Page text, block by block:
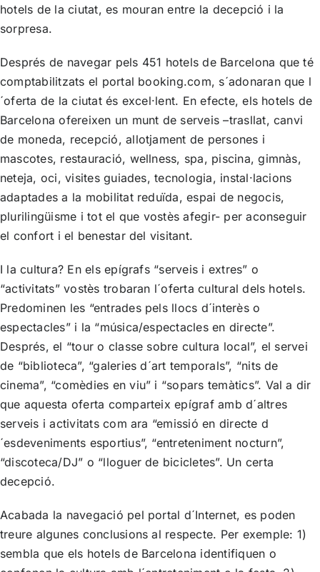
hotels de la ciutat, es mouran entre la decepció i la
sorpresa.
Després de navegar pels 451 hotels de Barcelona que té
comptabilitzats el portal booking.com, s´adonaran que l
´oferta de la ciutat és excel·lent. En efecte, els hotels de
Barcelona ofereixen un munt de serveis –trasllat, canvi
de moneda, recepció, allotjament de persones i
mascotes, restauració, wellness, spa, piscina, gimnàs,
neteja, oci, visites guiades, tecnologia, instal·lacions
adaptades a la mobilitat reduïda, espai de negocis,
plurilingüisme i tot el que vostès afegir- per aconseguir
el confort i el benestar del visitant.
I la cultura? En els epígrafs “serveis i extres” o
“activitats” vostès trobaran l´oferta cultural dels hotels.
Predominen les “entrades pels llocs d´interès o
espectacles” i la “música/espectacles en directe”.
Després, el “tour o classe sobre cultura local”, el servei
de “biblioteca”, “galeries d´art temporals”, “nits de
cinema”, “comèdies en viu” i “sopars temàtics”. Val a dir
que aquesta oferta comparteix epígraf amb d´altres
serveis i activitats com ara “emissió en directe d
´esdeveniments esportius”, “entreteniment nocturn”,
“discoteca/DJ” o “lloguer de bicicletes”. Un certa
decepció.
Acabada la navegació pel portal d´Internet, es poden
treure algunes conclusions al respecte. Per exemple: 1)
sembla que els hotels de Barcelona identifiquen o